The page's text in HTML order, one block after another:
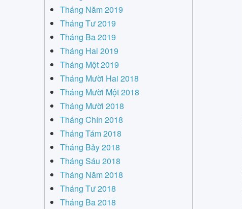
Tháng Năm 2019
Tháng Tư 2019
Tháng Ba 2019
Tháng Hai 2019
Tháng Một 2019
Tháng Mười Hai 2018
Tháng Mười Một 2018
Tháng Mười 2018
Tháng Chín 2018
Tháng Tám 2018
Tháng Bảy 2018
Tháng Sáu 2018
Tháng Năm 2018
Tháng Tư 2018
Tháng Ba 2018